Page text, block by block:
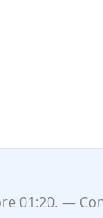
01:20.